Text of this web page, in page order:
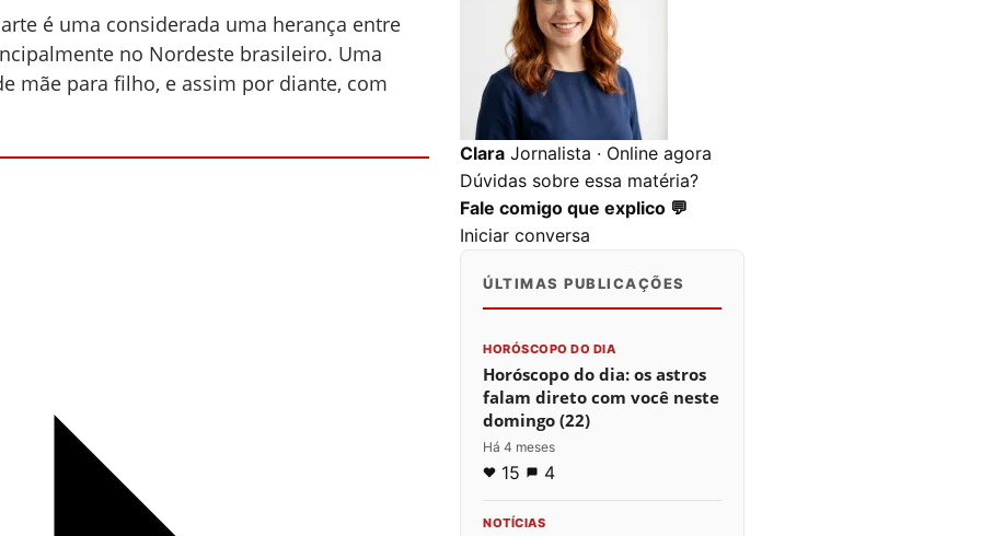
é uma considerada uma herança entre
no Nordeste brasileiro. Uma
mãe para filho, e assim por diante, com
Clara Jornalista · Online agora
Dúvidas sobre essa matéria?
Fale comigo que explico 💬
Iniciar conversa
0 0 0
ÚLTIMAS PUBLICAÇÕES
HORÓSCOPO DO DIA
Horóscopo do dia: os astros
falam direto com você neste
domingo (22)
Há 4 meses
15 4
NOTÍCIAS